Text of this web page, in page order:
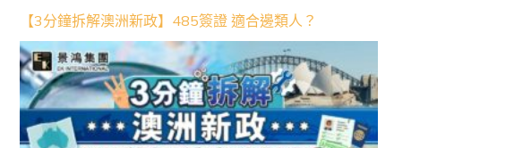
【3分鐘拆解澳洲新政】485簽證 適合邊類人？